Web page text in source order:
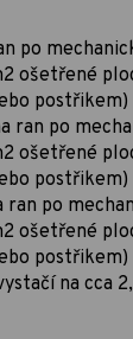
po
ošetřené
postřikem)
ran po
ošetřené
postřikem)
ran po
ošetřené
postřikem)
na cca